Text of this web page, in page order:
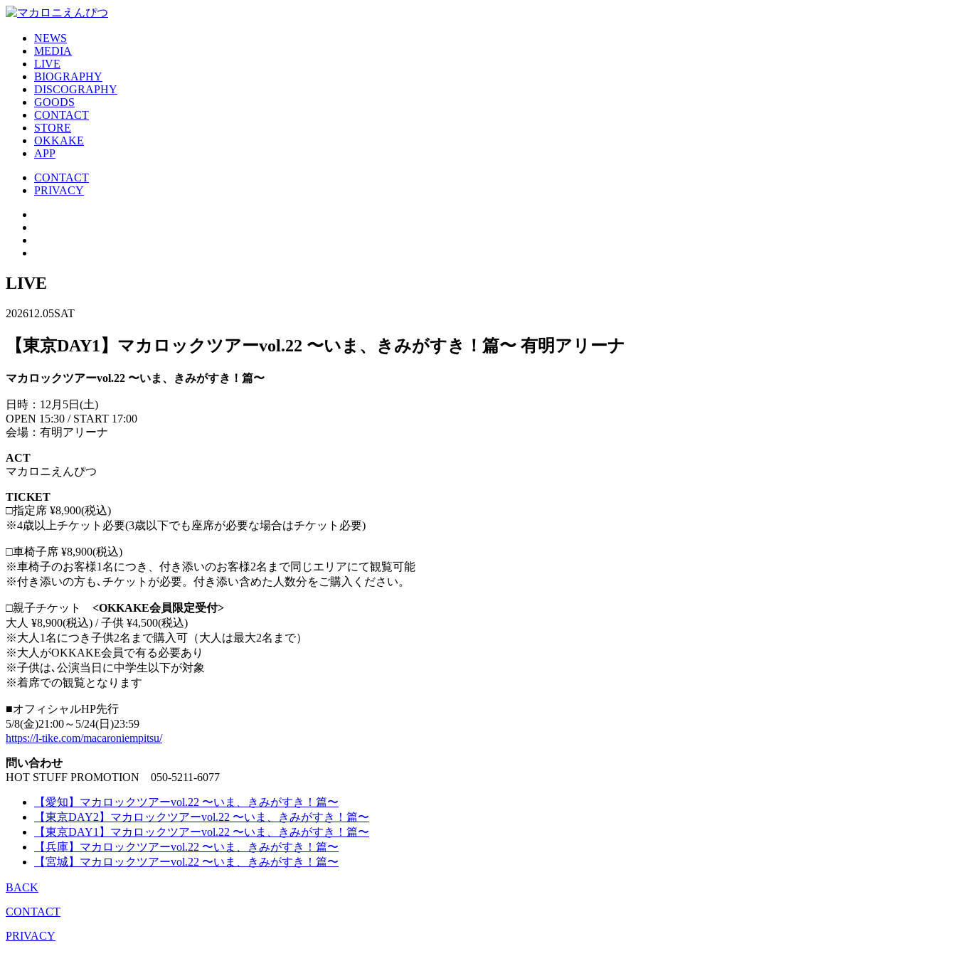
NEWS
MEDIA
LIVE
BIOGRAPHY
DISCOGRAPHY
GOODS
CONTACT
STORE
OKKAKE
APP
CONTACT
PRIVACY
LIVE
202612.05SAT
【東京DAY1】マカロックツアーvol.22 〜いま、きみがすき！篇〜 有明アリーナ
マカロックツアーvol.22 〜いま、きみがすき！篇〜
日時：12月5日(土)
OPEN 15:30 / START 17:00
会場：有明アリーナ
ACT
マカロニえんぴつ
TICKET
□指定席 ¥8,900(税込)
※4歳以上チケット必要(3歳以下でも座席が必要な場合はチケット必要)
□⾞椅⼦席 ¥8,900(税込)
※⾞椅⼦のお客様1名につき、付き添いのお客様2名まで同じエリアにて観覧可能
※付き添いの⽅も､チケットが必要。付き添い含めた⼈数分をご購⼊ください。
□親⼦チケット <OKKAKE会員限定受付>
⼤⼈ ¥8,900(税込) / ⼦供 ¥4,500(税込)
※⼤⼈1名につき⼦供2名まで購⼊可（⼤⼈は最⼤2名まで）
※⼤⼈がOKKAKE会員で有る必要あり
※⼦供は､公演当⽇に中学⽣以下が対象
※着席での観覧となります
■オフィシャルHP先行
5/8(金)21:00～5/24(日)23:59
https://l-tike.com/macaroniempitsu/
問い合わせ
HOT STUFF PROMOTION 050-5211-6077
【愛知】マカロックツアーvol.22 〜いま、きみがすき！篇〜
【東京DAY2】マカロックツアーvol.22 〜いま、きみがすき！篇〜
【東京DAY1】マカロックツアーvol.22 〜いま、きみがすき！篇〜
【兵庫】マカロックツアーvol.22 〜いま、きみがすき！篇〜
【宮城】マカロックツアーvol.22 〜いま、きみがすき！篇〜
BACK
CONTACT
PRIVACY